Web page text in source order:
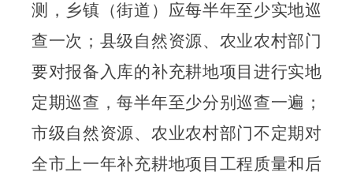
测， 乡镇（街道）应每半年至少实地巡
查一次 ； 县级自然资源、农业农村部门
要对报备入库的补充耕地项目进行实地
定期巡查，每半年至少分别巡查一遍 ；
市级自然资源、农业农村部门不定期对
全市上一年补充耕地项目工程质量和后